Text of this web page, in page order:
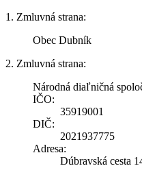
1. Zmluvná strana:
Obec Dubník
2. Zmluvná strana:
Národná diaľničná
IČO:
35919001
DIČ:
2021937775
Adresa:
Dúbravská cesta